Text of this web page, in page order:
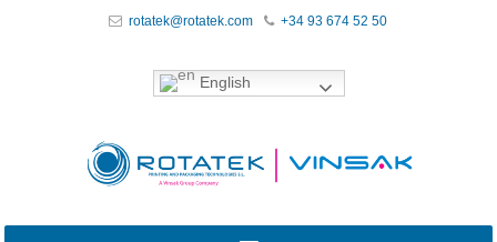
rotatek@rotatek.com +34 93 674 52 50
English